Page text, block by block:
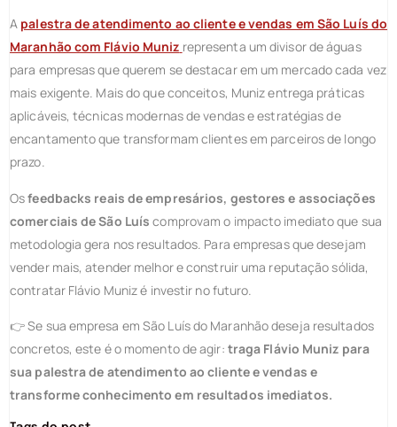
A palestra de atendimento ao cliente e vendas em São Luís do
Maranhão com Flávio Muniz representa um divisor de águas
para empresas que querem se destacar em um mercado cada vez
mais exigente. Mais do que conceitos, Muniz entrega práticas
aplicáveis, técnicas modernas de vendas e estratégias de
encantamento que transformam clientes em parceiros de longo
prazo.
Osfeedbacks reais de empresários, gestores e associações
comerciais de São Luís comprovam o impacto imediato que sua
metodologia gera nos resultados. Para empresas que desejam
vender mais, atender melhor e construir uma reputação sólida,
contratar Flávio Muniz é investir no futuro.
👉 Se sua empresa em São Luís do Maranhão deseja resultados
concretos, este é o momento de agir: traga Flávio Muniz para
sua palestra de atendimento ao cliente e vendas e
transforme conhecimento em resultados imediatos.